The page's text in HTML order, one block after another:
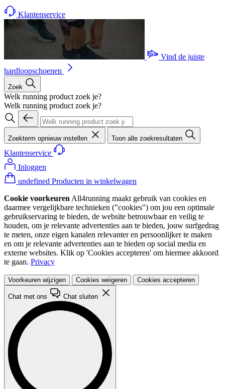
Klantenservice
Vind de juiste
hardloopschoenen
Zoek
Welk running product zoek je?
Welk running product zoek je?
Zoekterm opnieuw instellen Toon alle zoekresultaten
Klantenservice
Inloggen
undefined Producten in winkelwagen
Cookie voorkeuren All4running maakt gebruik van cookies en
daarmee vergelijkbare technieken ("cookies") om jou een optimale
gebruikservaring te bieden, de website betrouwbaar en veilig te
houden, om je relevante advertenties aan te bieden, jouw surfgedrag
te meten, onze eigen kanalen relevanter en persoonlijker te maken
en om je relevante advertenties aan te bieden op social media en
externe websites. Klik op 'Cookies accepteren' om hiermee akkoord
te gaan. Privacy
Voorkeuren wijzigen Cookies weigeren Cookies accepteren
Chat met ons Chat sluiten